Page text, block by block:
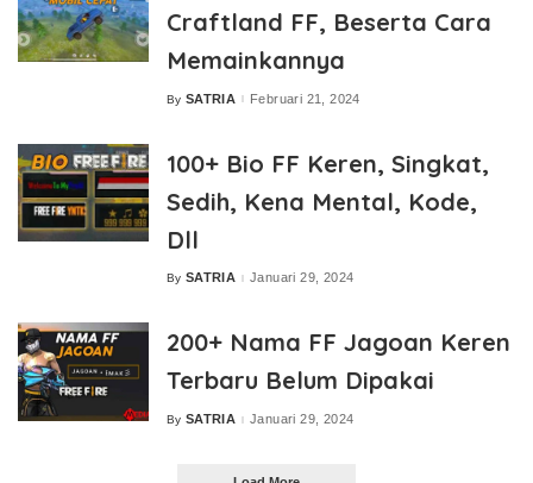
Craftland FF, Beserta Cara
Memainkannya
Posted
By SATRIA Februari 21, 2024
100+ Bio FF Keren, Singkat,
Sedih, Kena Mental, Kode,
Dll
Posted
By SATRIA Januari 29, 2024
200+ Nama FF Jagoan Keren
Terbaru Belum Dipakai
Posted
By SATRIA Januari 29, 2024